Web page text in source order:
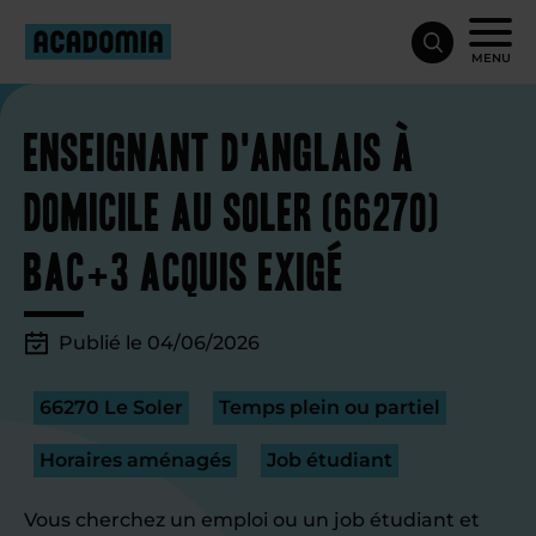
MENU
Enseignant d'anglais à
domicile au Soler (66270)
Bac+3 acquis exigé
Publié le 04/06/2026
66270 Le Soler Temps plein ou partiel
Horaires aménagés Job étudiant
Vous cherchez un emploi ou un job étudiant et